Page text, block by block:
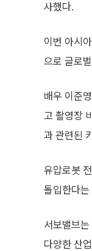
사했다.
이번 아시
으로 글로
배우 이준
고 촬영장
과 관련된
유압로봇
돌입한다
서보밸브
다양한 산